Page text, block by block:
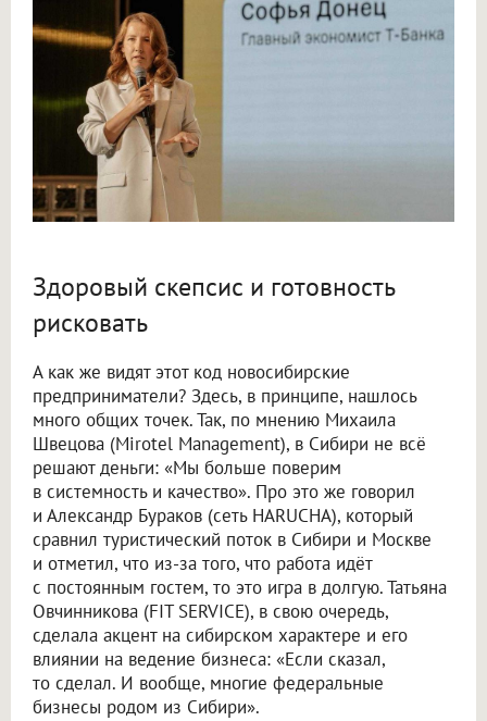
Здоровый скепсис и готовность
рисковать
А как же видят этот код новосибирские
предприниматели? Здесь, в принципе, нашлось
много общих точек. Так, по мнению Михаила
Швецова (Mirotel Management), в Сибири не всё
решают деньги: «Мы больше поверим
в системность и качество». Про это же говорил
и Александр Бураков (сеть HARUCHA), который
сравнил туристический поток в Сибири и Москве
и отметил, что из-за того, что работа идёт
с постоянным гостем, то это игра в долгую. Татьяна
Овчинникова (FIT SERVICE), в свою очередь,
сделала акцент на сибирском характере и его
влиянии на ведение бизнеса: «Если сказал,
то сделал. И вообще, многие федеральные
бизнесы родом из Сибири».